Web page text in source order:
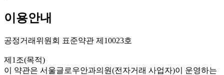
이용안내
공정거래위원회 표준약관 제10023호
제1조(목적)
이 약관은 서울글로우안과의원(전자거래 사업자)이 운영하는